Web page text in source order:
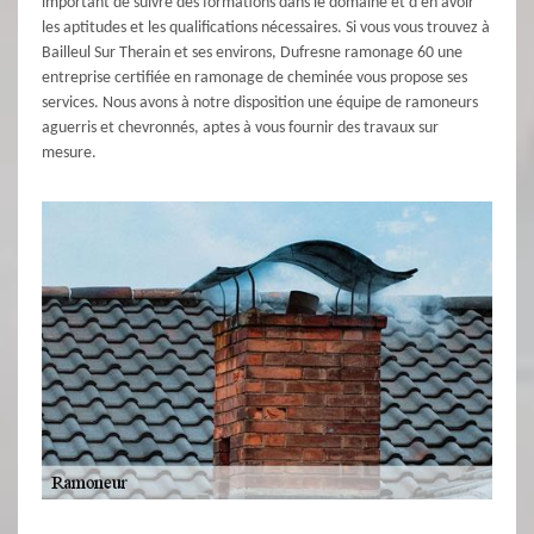
les aptitudes et les qualifications nécessaires. Si vous vous trouvez à
Bailleul Sur Therain et ses environs, Dufresne ramonage 60 une
entreprise certifiée en ramonage de cheminée vous propose ses
services. Nous avons à notre disposition une équipe de ramoneurs
aguerris et chevronnés, aptes à vous fournir des travaux sur
mesure.